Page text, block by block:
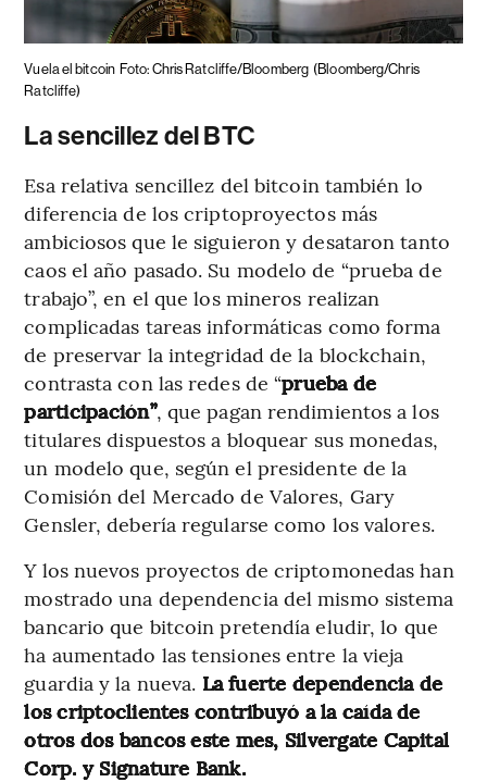
Vuela el bitcoin Foto: Chris Ratcliffe/Bloomberg (Bloomberg/Chris
Ratcliffe)
La sencillez del BTC
Esa relativa sencillez del bitcoin también lo
diferencia de los criptoproyectos más
ambiciosos que le siguieron y desataron tanto
caos el año pasado. Su modelo de “prueba de
trabajo”, en el que los mineros realizan
complicadas tareas informáticas como forma
de preservar la integridad de la blockchain,
contrasta con las redes de “prueba de
participación”, que pagan rendimientos a los
titulares dispuestos a bloquear sus monedas,
un modelo que, según el presidente de la
Comisión del Mercado de Valores, Gary
Gensler, debería regularse como los valores.
Y los nuevos proyectos de criptomonedas han
mostrado una dependencia del mismo sistema
bancario que bitcoin pretendía eludir, lo que
ha aumentado las tensiones entre la vieja
guardia y la nueva. La fuerte dependencia de
los criptoclientes contribuyó a la caída de
otros dos bancos este mes, Silvergate Capital
Corp. y Signature Bank.